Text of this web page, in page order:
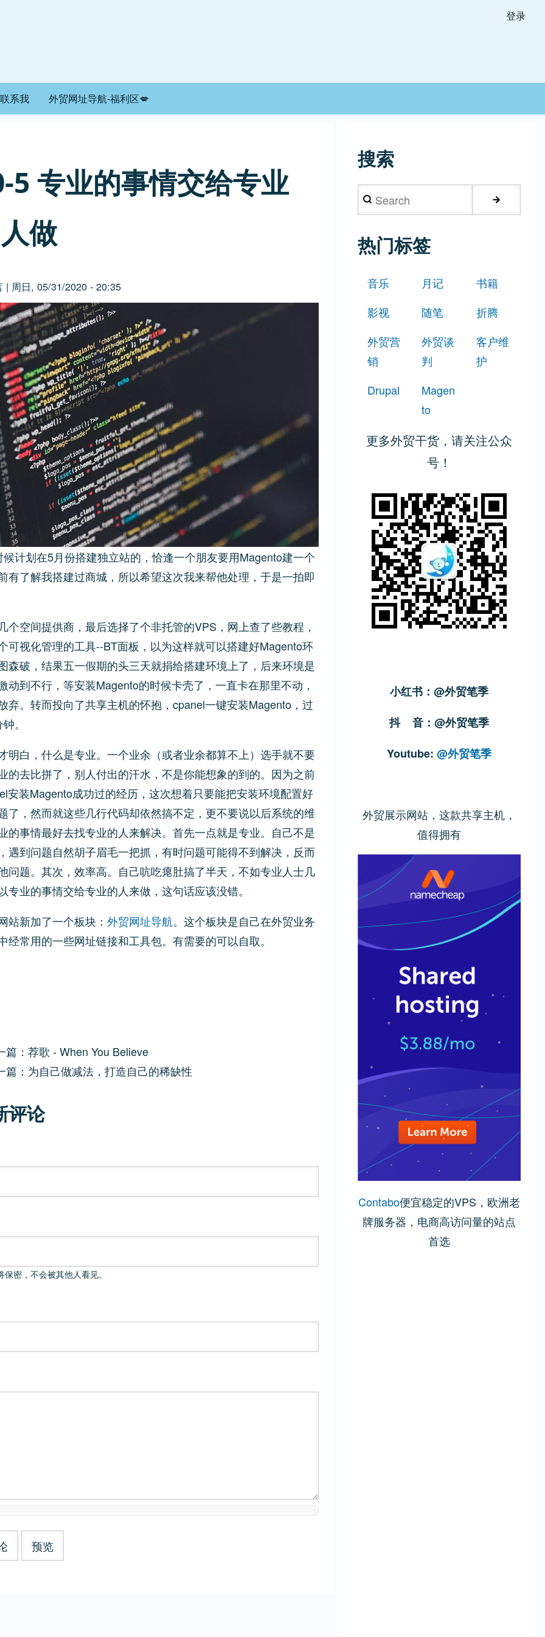
登录
联系我 外贸网址导航-福利区💋
5 专业的事情交给专业
做
| 周日, 05/31/2020 - 20:35
计划在5月份搭建独立站的，恰逢一个朋友要用Magento建一个
有了解我搭建过商城，所以希望这次我来帮他处理，于是一拍即
个空间提供商，最后选择了个非托管的VPS，网上查了些教程，
可视化管理的工具--BT面板，以为这样就可以搭建好Magento环
森破，结果五一假期的头三天就捐给搭建环境上了，后来环境是
动到不行，等安装Magento的时候卡壳了，一直卡在那里不动，
弃。转而投向了共享主机的怀抱，cpanel一键安装Magento，过
。
明白，什么是专业。一个业余（或者业余都算不上）选手就不要
的去比拼了，别人付出的汗水，不是你能想象的到的。因为之前
安装Magento成功过的经历，这次想着只要能把安装环境配置好
了，然而就这些几行代码却依然搞不定，更不要说以后系统的维
的事情最好去找专业的人来解决。首先一点就是专业。自己不是
遇到问题自然胡子眉毛一把抓，有时问题可能得不到解决，反而
问题。其次，效率高。自己吭吃瘪肚搞了半天，不如专业人士几
专业的事情交给专业的人来做，这句话应该没错。
站新加了一个板块： 外贸网址导航。这个板块是自己在外贸业务
经常用的一些网址链接和工具包。有需要的可以自取。
篇：荐歌 - When You Believe
篇：为自己做减法，打造自己的稀缺性
评论
密，不会被其他人看见。
搜索
Search
热门标签
音乐 月记
书籍
影视
随笔
折腾
外贸营
销
外贸谈
判
客户维
护
Drupal
Magen
to
更多外贸干货，请关注公众
号！
小红书：@外贸笔季
抖 音：@外贸笔季
Youtube: @外贸笔季
外贸展示网站，这款共享主机，
值得拥有
Contabo便宜稳定的VPS，欧洲老
牌服务器，电商高访问量的站点
首选